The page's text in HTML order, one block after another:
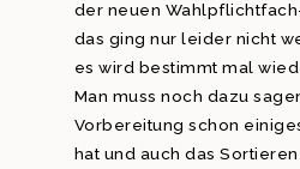
der neuen
das ging nur leider nicht
es wird bestimmt mal
Man muss noch dazu
Vorbereitung schon
hat und auch das